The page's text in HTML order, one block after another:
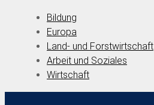
Bildung
Europa
Land- und Forstwirtschaft
Arbeit und Soziales
Wirtschaft